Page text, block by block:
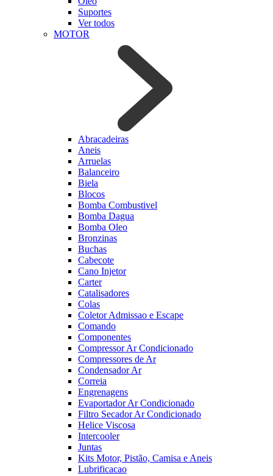
Suportes
Ver todos
MOTOR
Abracadeiras
Aneis
Arruelas
Balanceiro
Biela
Blocos
Bomba Combustivel
Bomba Dagua
Bomba Oleo
Bronzinas
Buchas
Cabecote
Cano Injetor
Carter
Catalisadores
Colas
Coletor Admissao e Escape
Comando
Componentes
Compressor Ar Condicionado
Compressores de Ar
Condensador Ar
Correia
Engrenagens
Evaportador Ar Condicionado
Filtro Secador Ar Condicionado
Helice Viscosa
Intercooler
Juntas
Kits Motor, Pistão, Camisa e Aneis
Lubrificacao